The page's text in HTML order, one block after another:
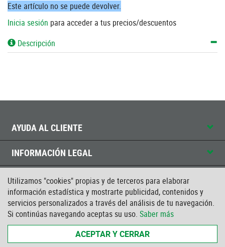
Utilizamos "cookies" propias y de terceros para elaborar
información estadística y mostrarte publicidad, contenidos y
servicios personalizados a través del análisis de tu navegación.
Si continúas navegando aceptas su uso. Saber más
ACEPTAR Y CERRAR
Este artículo no se puede devolver.
Inicia sesión para acceder a tus precios/descuentos
Descripción
AYUDA AL CLIENTE
INFORMACIÓN LEGAL
CONTACTO
CERTIFICADO ISO